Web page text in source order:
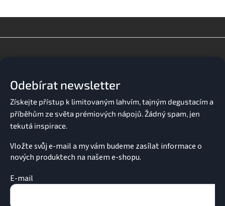
Odebírat newsletter
Vložte svůj e-mail a my vám budeme zasílat informace o
nových produktech na našem e-shopu.
E-mail